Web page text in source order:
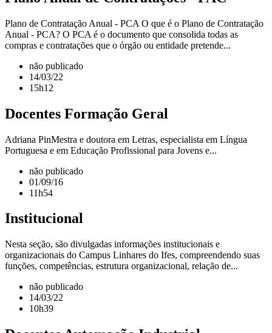
Plano de Contratação Anual - PCA O que é o Plano de Contratação
Anual - PCA? O PCA é o documento que consolida todas as
compras e contratações que o órgão ou entidade pretende...
não publicado
14/03/22
15h12
Docentes Formação Geral
Adriana PinMestra e doutora em Letras, especialista em Língua
Portuguesa e em Educação Profissional para Jovens e...
não publicado
01/09/16
11h54
Institucional
Nesta seção, são divulgadas informações institucionais e
organizacionais do Campus Linhares do Ifes, compreendendo suas
funções, competências, estrutura organizacional, relação de...
não publicado
14/03/22
10h39